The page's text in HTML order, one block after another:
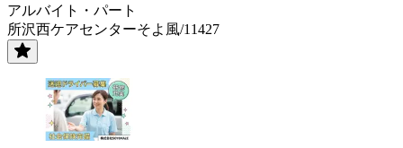
アルバイト・パート
所沢西ケアセンターそよ風/11427